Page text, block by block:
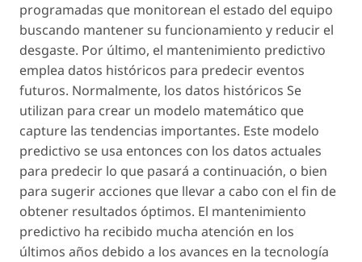
programadas que monitorean el estado del equipo
buscando mantener su funcionamiento y reducir el
desgaste. Por último, el mantenimiento predictivo
emplea datos históricos para predecir eventos
futuros. Normalmente, los datos históricos Se
utilizan para crear un modelo matemático que
capture las tendencias importantes. Este modelo
predictivo se usa entonces con los datos actuales
para predecir lo que pasará a continuación, o bien
para sugerir acciones que llevar a cabo con el fin de
obtener resultados óptimos. El mantenimiento
predictivo ha recibido mucha atención en los
últimos años debido a los avances en la tecnología